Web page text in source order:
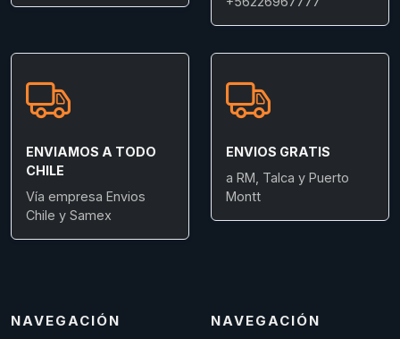
ENVIAMOS A TODO
CHILE
Vía empresa Envios
Chile y Samex
ENVIOS GRATIS
a RM, Talca y Puerto
Montt
NAVEGACIÓN NAVEGACIÓN